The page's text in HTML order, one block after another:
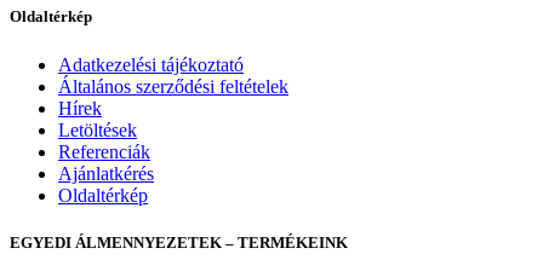
Oldaltérkép
Adatkezelési tájékoztató
Általános szerződési feltételek
Hírek
Letöltések
Referenciák
Ajánlatkérés
Oldaltérkép
EGYEDI ÁLMENNYEZETEK – TERMÉKEINK